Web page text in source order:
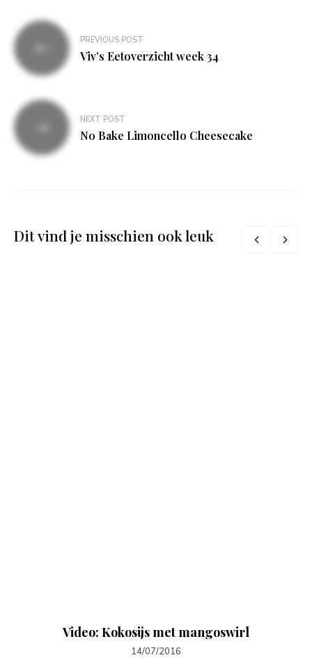
Bericht
navigatie
PREVIOUS POST
Viv’s Eetoverzicht week 34
NEXT POST
No Bake Limoncello Cheesecake
Dit vind je misschien ook leuk
Video: Kokosijs met mangoswirl
14/07/2016